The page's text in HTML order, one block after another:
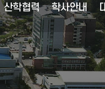
대학현황
조직도
현황·통계
산학협력 학사안내
등록안내
학생생활관
강릉캠퍼스
원주캠퍼스
채용정보
채용정보